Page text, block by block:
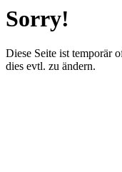
Sorry!
Diese Seite ist temporär
dies evtl. zu ändern.